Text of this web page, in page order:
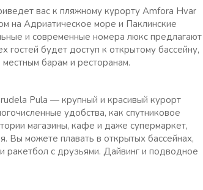
вас к пляжному курорту Amfora Hvar
на Адриатическое море и Паклинские
и современные номера люкс предлагают
гостей будет доступ к открытому бассейну,
барам и ресторанам.
Pula — крупный и красивый курорт
удобства, как спутниковое
магазины, кафе и даже супермаркет,
Вы можете плавать в открытых бассейнах,
ракетбол с друзьями. Дайвинг и подводное